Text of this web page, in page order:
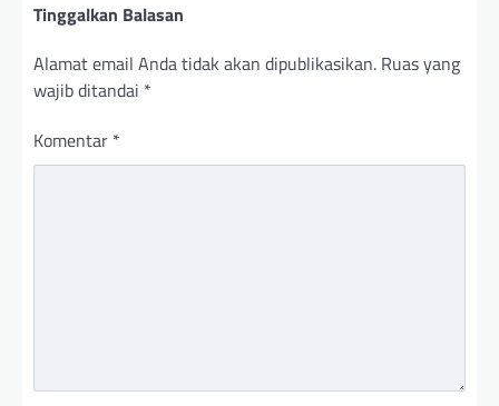
Tinggalkan Balasan
Alamat email Anda tidak akan dipublikasikan. Ruas yang
wajib ditandai *
Komentar *